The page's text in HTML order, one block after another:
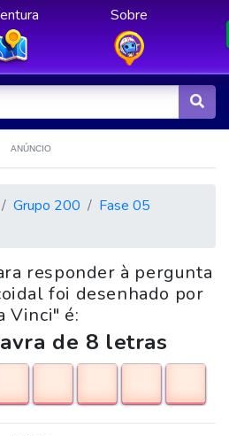
Sobre
ANÚNCIO
Grupo 200
Fase 05
responder à pergunta
foi desenhado por
Vinci" é:
de 8 letras